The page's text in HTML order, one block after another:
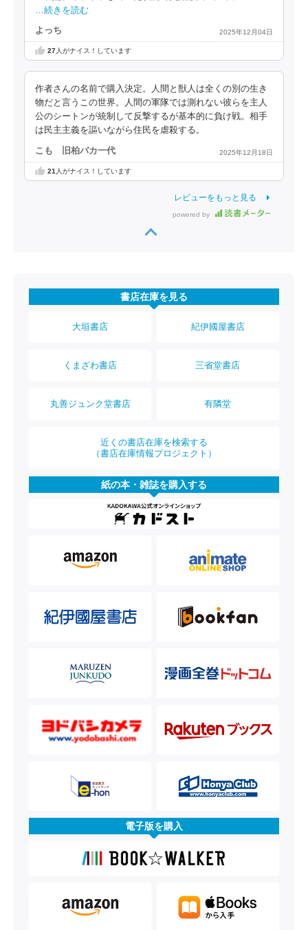
…続きを読む
よっち 2025年12月04日
27人がナイス！しています
作者さんの名前で購入決定。人間と獣人は全くの別の生き
物だと言うこの世界。人間の軍隊では測れない彼らを主人
公のシートンが統制して反撃するが基本的に負け戦。相手
は民主主義を謳いながら住民を虐殺する。
こも 旧柏バカ一代 2025年12月18日
21 人がナイス！しています
レビューをもっと見る
powered by
書店在庫を見る
大垣書店 紀伊國屋書店
くまざわ書店 三省堂書店
丸善ジュンク堂書店 有隣堂
近くの書店在庫を検索する
（書店在庫情報プロジェクト）
紙の本・雑誌を購入する
電子版を購入